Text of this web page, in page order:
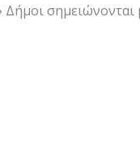
Δήμοι σημειώνονται